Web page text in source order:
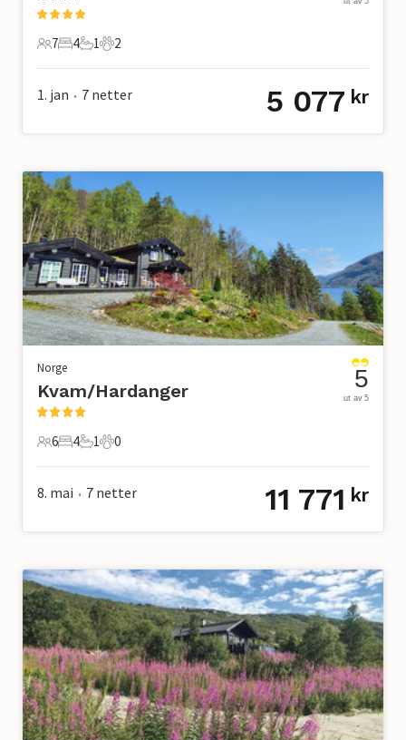
7 Gjester
7
4 Soverom
4
1 Bad
1
2 Kjæledyr
2
1. jan • 7 netter 5 077 kr
Norge
Kvam/Hardanger
6 Gjester
6
4 Soverom
4
1 Bad
1
0 Kjæledyr
0
5
ut av 5
8. mai • 7 netter 11 771 kr